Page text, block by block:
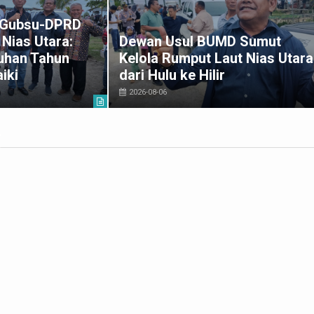
DPRD
Utara:
Tahun
Dewan Usul BUMD Sumut
Kelola Rumput Laut Nias Utara
dari Hulu ke Hilir
2026-08-06